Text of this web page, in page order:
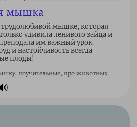
мышка
трудолюбивой мышке, которая
удивила ленивого зайца и
им важный урок.
и настойчивость всегда
плоды!
поучительные, про животных